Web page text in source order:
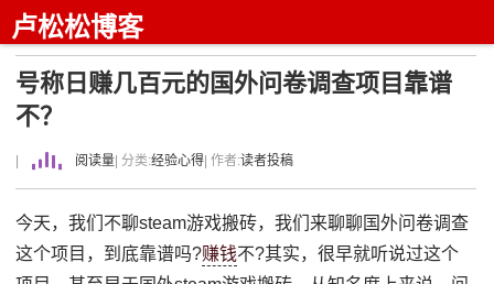
卢松松博客
号称日赚几百元的国外问卷调查项目靠谱
不？
阅读量 | 分类:经验心得 | 作者:读者投稿
今天，我们不聊steam游戏搬砖，我们来聊聊国外问卷调查
这个项目，到底靠谱吗?赚钱不?其实，很早就听说过这个